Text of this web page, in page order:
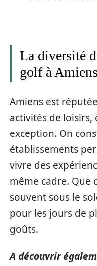
La diversité
golf à Amiens
Amiens est
activités de
exception. On
établissements
vivre des
même cadre. Que
souvent sous le
pour les jours de
goûts.
A découvrir